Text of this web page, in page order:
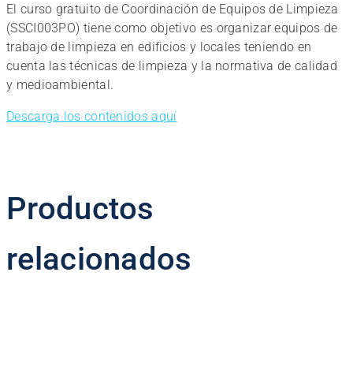
El curso gratuito de Coordinación de Equipos de Limpieza
(SSCI003PO) tiene como objetivo es organizar equipos de
trabajo de limpieza en edificios y locales teniendo en
cuenta las técnicas de limpieza y la normativa de calidad
y medioambiental.
Descarga los contenidos aquí
Productos
relacionados